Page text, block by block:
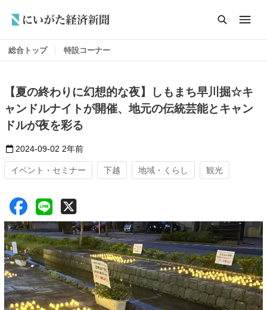
総合トップ 特設コーナー
【夏の終わりに幻想的な夜】しもまち早川掘☆キ
ャンドルナイトが開催、地元の伝統芸能とキャン
ドルが夜を彩る
2024-09-02 2年前
イベント・セミナー 下越 地域・くらし 観光